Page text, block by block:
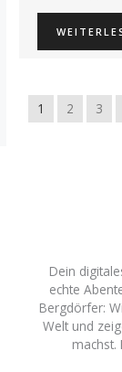
1 2 3
Dein
echte
Bergdörfer:
Welt und
machst.